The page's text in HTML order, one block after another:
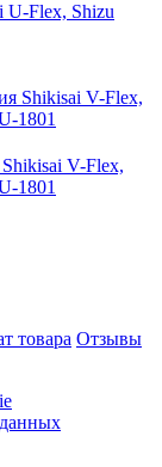
U-Flex, Shizu
V-Flex,
1801
товара Отзывы